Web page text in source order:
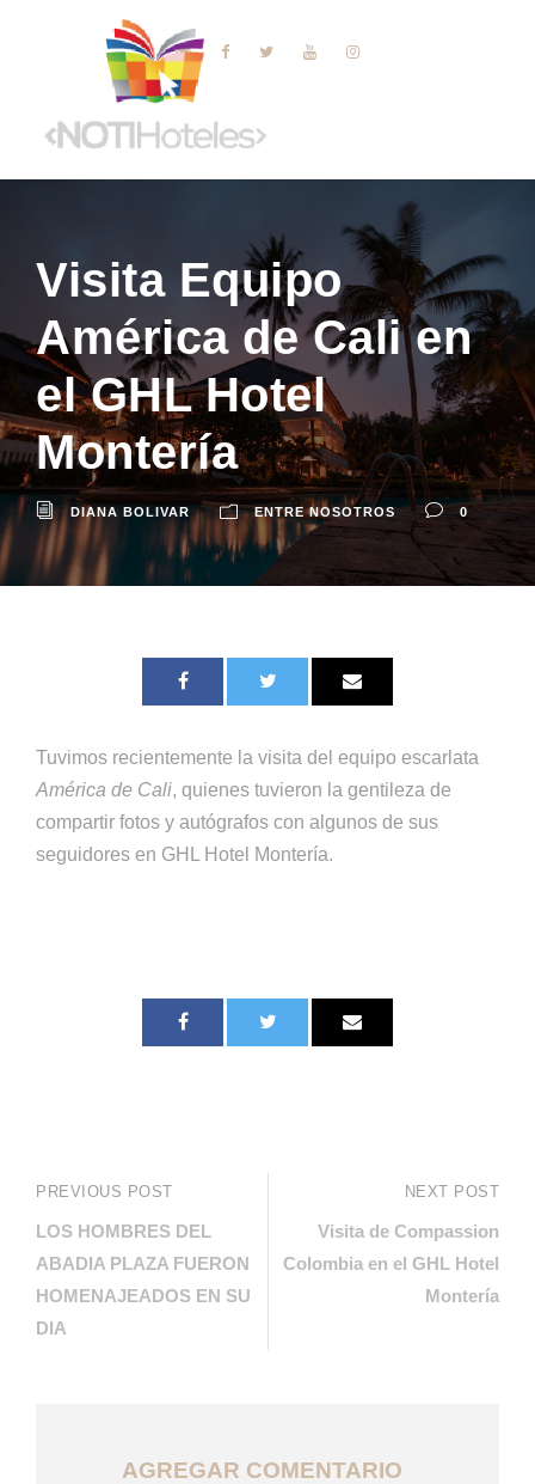
Visita Equipo
América de Cali en
el GHL Hotel
Montería
DIANA BOLIVAR ENTRE NOSOTROS 0
Tuvimos recientemente la visita del equipo escarlata
América de Cali, quienes tuvieron la gentileza de
compartir fotos y autógrafos con algunos de sus
seguidores en GHL Hotel Montería.
PREVIOUS POST
LOS HOMBRES DEL
ABADIA PLAZA FUERON
HOMENAJEADOS EN SU
DIA
NEXT POST
Visita de Compassion
Colombia en el GHL Hotel
Montería
AGREGAR COMENTARIO